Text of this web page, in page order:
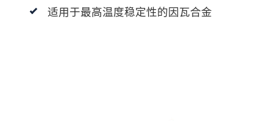
适用于最高温度稳定性的因瓦合金